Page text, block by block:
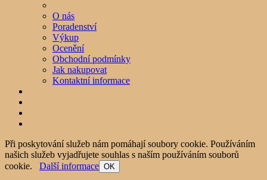
O nás
Poradenství
Výkup
Ocenění
Obchodní podmínky
Jak nakupovat
Kontaktní informace
Při poskytování služeb nám pomáhají soubory cookie. Používáním
našich služeb vyjadřujete souhlas s naším používáním souborů
cookie. Další informace